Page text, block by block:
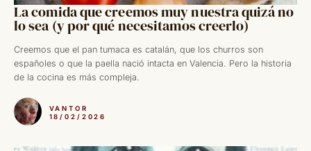
La comida que creemos muy nuestra quizá no
lo sea (y por qué necesitamos creerlo)
Creemos que el pan tumaca es catalán, que los churros son
españoles o que la paella nació intacta en Valencia. Pero la historia
de la cocina es más compleja.
VANTOR
18/02/2026